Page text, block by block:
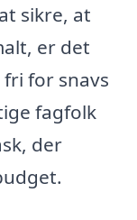
sikre, at
er det
for snavs
fagfolk
der